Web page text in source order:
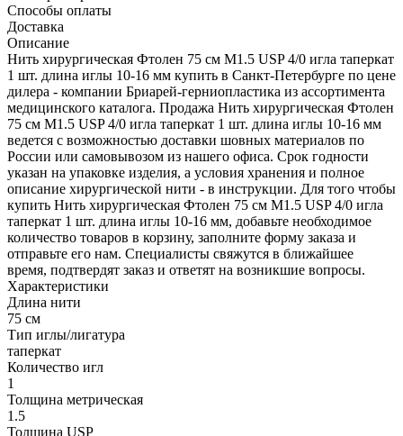
Способы оплаты
Доставка
Описание
Нить хирургическая Фтолен 75 см М1.5 USP 4/0 игла таперкат
1 шт. длина иглы 10-16 мм купить в Санкт-Петербурге по цене
дилера - компании Бриарей-герниопластика из ассортимента
медицинского каталога. Продажа Нить хирургическая Фтолен
75 см М1.5 USP 4/0 игла таперкат 1 шт. длина иглы 10-16 мм
ведется с возможностью доставки шовных материалов по
России или самовывозом из нашего офиса. Срок годности
указан на упаковке изделия, а условия хранения и полное
описание хирургической нити - в инструкции. Для того чтобы
купить Нить хирургическая Фтолен 75 см М1.5 USP 4/0 игла
таперкат 1 шт. длина иглы 10-16 мм, добавьте необходимое
количество товаров в корзину, заполните форму заказа и
отправьте его нам. Специалисты свяжутся в ближайшее
время, подтвердят заказ и ответят на возникшие вопросы.
Характеристики
Длина нити
75 см
Тип иглы/лигатура
таперкат
Количество игл
1
Толщина метрическая
1.5
Толщина USP